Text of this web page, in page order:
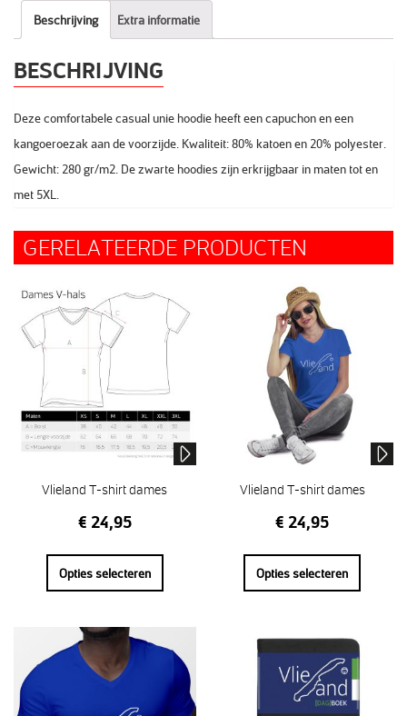
Beschrijving Extra informatie
BESCHRIJVING
Deze comfortabele casual unie hoodie heeft een capuchon en een
kangoeroezak aan de voorzijde. Kwaliteit: 80% katoen en 20% polyester.
Gewicht: 280 gr/m2. De zwarte hoodies zijn erkrijgbaar in maten tot en
met 5XL.
GERELATEERDE PRODUCTEN
Vlieland T-shirt dames
€ 24,95
Opties selecteren
Vlieland T-shirt dames
€ 24,95
Opties selecteren